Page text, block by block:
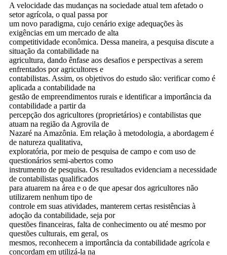
A velocidade das mudanças na sociedade atual tem afetado o
setor agrícola, o qual passa por
um novo paradigma, cujo cenário exige adequações às
exigências em um mercado de alta
competitividade econômica. Dessa maneira, a pesquisa discute a
situação da contabilidade na
agricultura, dando ênfase aos desafios e perspectivas a serem
enfrentados por agricultores e
contabilistas. Assim, os objetivos do estudo são: verificar como é
aplicada a contabilidade na
gestão de empreendimentos rurais e identificar a importância da
contabilidade a partir da
percepção dos agricultores (proprietários) e contabilistas que
atuam na região da Agrovila de
Nazaré na Amazônia. Em relação à metodologia, a abordagem é
de natureza qualitativa,
exploratória, por meio de pesquisa de campo e com uso de
questionários semi-abertos como
instrumento de pesquisa. Os resultados evidenciam a necessidade
de contabilistas qualificados
para atuarem na área e o de que apesar dos agricultores não
utilizarem nenhum tipo de
controle em suas atividades, manterem certas resistências à
adoção da contabilidade, seja por
questões financeiras, falta de conhecimento ou até mesmo por
questões culturais, em geral, os
mesmos, reconhecem a importância da contabilidade agrícola e
concordam em utilizá-la na